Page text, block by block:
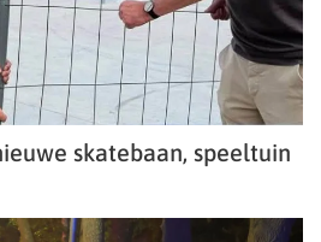
skatebaan, speeltuin